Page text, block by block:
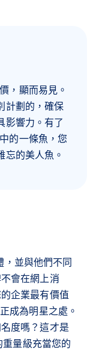
，並與他們不同
會在網上消
企業最有價值
成為明星之處。
度嗎？這才是
量級充當您的
，顯而易見。
計劃的，確保
影響力。有了
的一條魚，您
的美人魚。